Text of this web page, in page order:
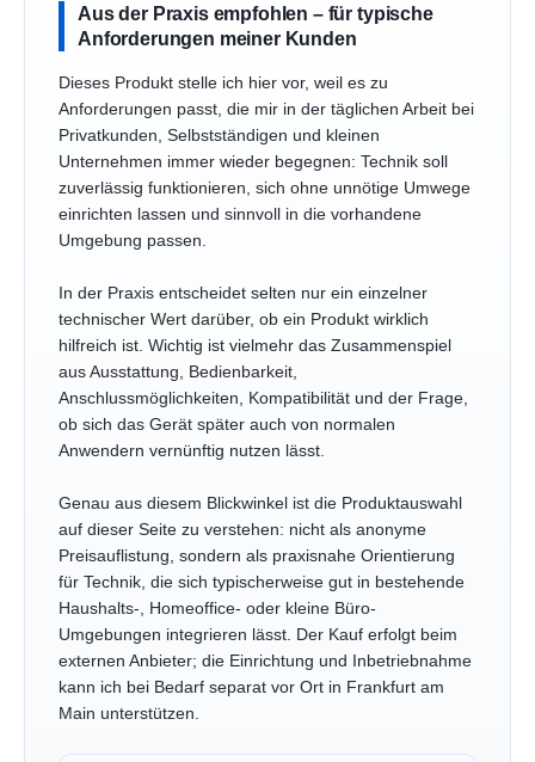
Aus der Praxis empfohlen – für typische
Anforderungen meiner Kunden
Dieses Produkt stelle ich hier vor, weil es zu
Anforderungen passt, die mir in der täglichen Arbeit bei
Privatkunden, Selbstständigen und kleinen
Unternehmen immer wieder begegnen: Technik soll
zuverlässig funktionieren, sich ohne unnötige Umwege
einrichten lassen und sinnvoll in die vorhandene
Umgebung passen.
In der Praxis entscheidet selten nur ein einzelner
technischer Wert darüber, ob ein Produkt wirklich
hilfreich ist. Wichtig ist vielmehr das Zusammenspiel
aus Ausstattung, Bedienbarkeit,
Anschlussmöglichkeiten, Kompatibilität und der Frage,
ob sich das Gerät später auch von normalen
Anwendern vernünftig nutzen lässt.
Genau aus diesem Blickwinkel ist die Produktauswahl
auf dieser Seite zu verstehen: nicht als anonyme
Preisauflistung, sondern als praxisnahe Orientierung
für Technik, die sich typischerweise gut in bestehende
Haushalts-, Homeoffice- oder kleine Büro-
Umgebungen integrieren lässt. Der Kauf erfolgt beim
externen Anbieter; die Einrichtung und Inbetriebnahme
kann ich bei Bedarf separat vor Ort in Frankfurt am
Main unterstützen.